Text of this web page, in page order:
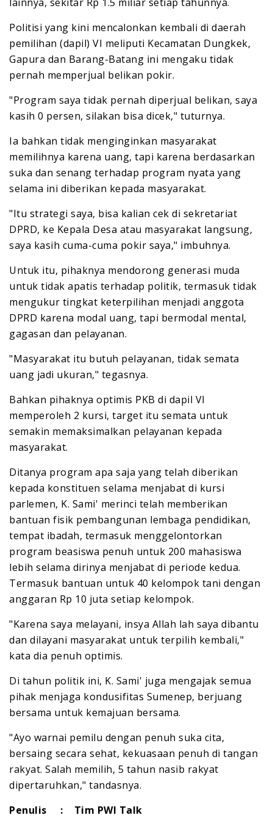
Politisi yang kini mencalonkan kembali di daerah
pemilihan (dapil) VI meliputi Kecamatan Dungkek,
Gapura dan Barang-Batang ini mengaku tidak
pernah memperjual belikan pokir.
"Program saya tidak pernah diperjual belikan, saya
kasih 0 persen, silakan bisa dicek," tuturnya.
Ia bahkan tidak menginginkan masyarakat
memilihnya karena uang, tapi karena berdasarkan
suka dan senang terhadap program nyata yang
selama ini diberikan kepada masyarakat.
"Itu strategi saya, bisa kalian cek di sekretariat
DPRD, ke Kepala Desa atau masyarakat langsung,
saya kasih cuma-cuma pokir saya," imbuhnya.
Untuk itu, pihaknya mendorong generasi muda
untuk tidak apatis terhadap politik, termasuk tidak
mengukur tingkat keterpilihan menjadi anggota
DPRD karena modal uang, tapi bermodal mental,
gagasan dan pelayanan.
"Masyarakat itu butuh pelayanan, tidak semata
uang jadi ukuran," tegasnya.
Bahkan pihaknya optimis PKB di dapil VI
memperoleh 2 kursi, target itu semata untuk
semakin memaksimalkan pelayanan kepada
masyarakat.
Ditanya program apa saja yang telah diberikan
kepada konstituen selama menjabat di kursi
parlemen, K. Sami' merinci telah memberikan
bantuan fisik pembangunan lembaga pendidikan,
tempat ibadah, termasuk menggelontorkan
program beasiswa penuh untuk 200 mahasiswa
lebih selama dirinya menjabat di periode kedua.
Termasuk bantuan untuk 40 kelompok tani dengan
anggaran Rp 10 juta setiap kelompok.
"Karena saya melayani, insya Allah lah saya dibantu
dan dilayani masyarakat untuk terpilih kembali,"
kata dia penuh optimis.
Di tahun politik ini, K. Sami' juga mengajak semua
pihak menjaga kondusifitas Sumenep, berjuang
bersama untuk kemajuan bersama.
"Ayo warnai pemilu dengan penuh suka cita,
bersaing secara sehat, kekuasaan penuh di tangan
rakyat. Salah memilih, 5 tahun nasib rakyat
dipertaruhkan," tandasnya.
Penulis : Tim PWI Talk